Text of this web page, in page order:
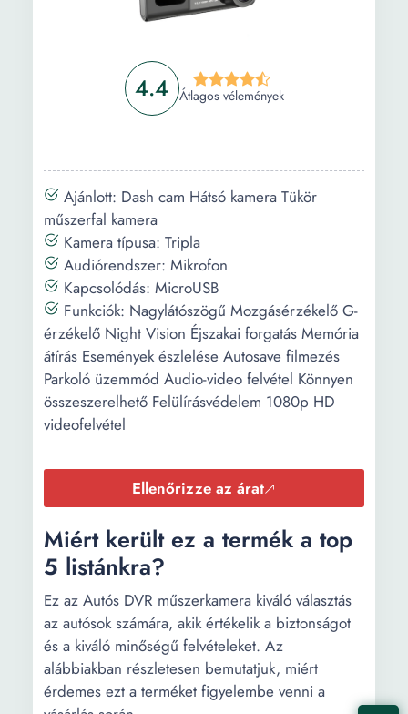
60 FPS
Videófelvétel:
Full HD
Videófelbontás: 1080 x 1920
mértéke:
Képformátum:
Szélesség:
12 cm
Magasság:
6 cm
Mélység:
1 cm
Kábel hossza:
6 m
Súly:
400 g
4.4 Átlagos vélemények
Ajánlott: Dash cam Hátsó kamera Tükör
műszerfal kamera
Kamera típusa: Tripla
Audiórendszer: Mikrofon
Kapcsolódás: MicroUSB
Funkciók: Nagylátószögű Mozgásérzékelő G-
érzékelő Night Vision Éjszakai forgatás Memória
átírás Események észlelése Autosave filmezés
Parkoló üzemmód Audio-video felvétel Könnyen
összeszerelhető Felülírásvédelem 1080p HD
videofelvétel
Ellenőrizze az árat
Miért került ez a termék a top
5 listánkra?
Ez az Autós DVR műszerkamera kiváló választás
az autósok számára, akik értékelik a biztonságot
és a kiváló minőségű felvételeket. Az
alábbiakban részletesen bemutatjuk, miért
érdemes ezt a terméket figyelembe venni a